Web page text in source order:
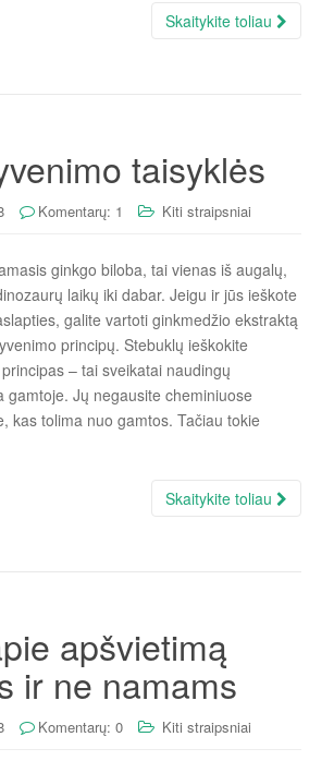
Skaitykite toliau
taisyklės
Komentarų: 1 Kiti straipsniai
ginkgo biloba, tai vienas iš augalų,
laikų iki dabar. Jeigu ir jūs ieškote
galite vartoti ginkmedžio ekstraktą
principų. Stebuklų ieškokite
– tai sveikatai naudingų
gamtoje. Jų negausite cheminiuose
kas tolima nuo gamtos. Tačiau tokie
Skaitykite toliau
apšvietimą
ir ne namams
Komentarų: 0 Kiti straipsniai